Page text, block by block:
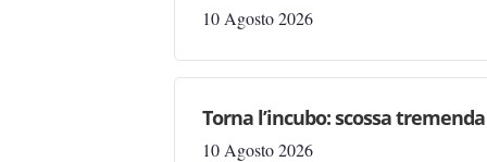
10 Agosto 2026
Torna l’incubo: scossa
10 Agosto 2026